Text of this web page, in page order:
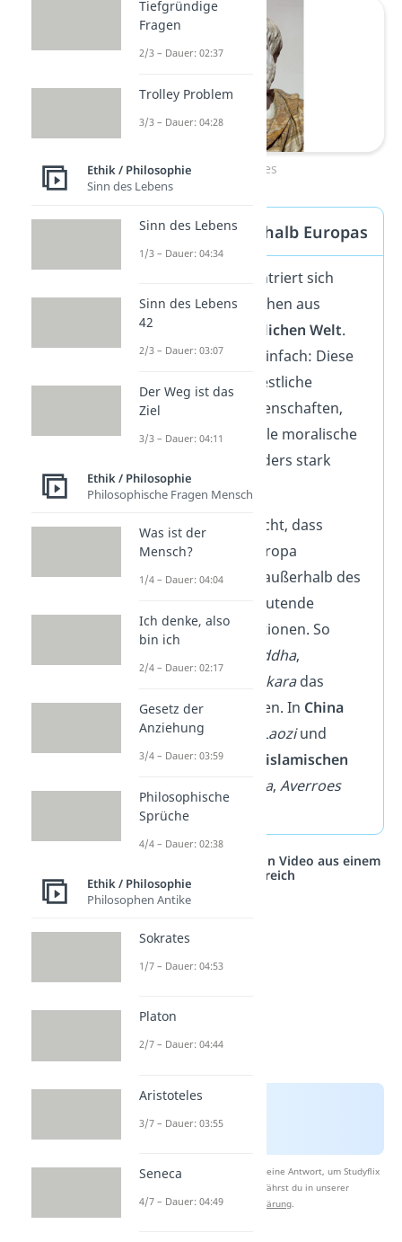
Aristoteles
Philosophie außerhalb Europas
Unser Beitrag konzentriert sich
bewusst auf Philosophen aus
Europa
westlichen Welt.
Der Grund dafür ist einfach: Diese
Denker haben das westliche
Denken, unsere Wissenschaften,
unsere Politik und viele moralische
Vorstellungen besonders stark
geprägt.
Das bedeutet aber nicht, dass
Philosophie nur in Europa
entstanden ist. Auch außerhalb des
Westens gibt es bedeutende
philosophische Traditionen. So
Buddha,
Shankaradas
philosophische Denken. In China
waren esKonfuzius Laoziund
Zhuangzi. Und in der islamischen
Avicenna, Averroes
oderAl-Farabi
Studyflix vernetzt: Hier ein Video aus einem
anderen Bereich
Nach Beantwortung speichern wir deine Antwort, um Studyflix
zu verbessern. Mehr dazu erfährst du in unserer
Datenschutzerklärung.
Tiefgründige
Fragen
2/3 – Dauer: 02:37
Trolley Problem
3/3 – Dauer: 04:28
Ethik / Philosophie
Sinn des Lebens
Sinn des Lebens
1/3 – Dauer: 04:34
Sinn des Lebens
42
2/3 – Dauer: 03:07
Der Weg ist das
Ziel
3/3 – Dauer: 04:11
Ethik / Philosophie
Philosophische Fragen Mensch
Was ist der
Mensch?
1/4 – Dauer: 04:04
Ich denke, also
bin ich
2/4 – Dauer: 02:17
Gesetz der
Anziehung
3/4 – Dauer: 03:59
Philosophische
Sprüche
4/4 – Dauer: 02:38
Ethik / Philosophie
Philosophen Antike
Sokrates
1/7 – Dauer: 04:53
Platon
2/7 – Dauer: 04:44
Aristoteles
3/7 – Dauer: 03:55
Seneca
4/7 – Dauer: 04:49